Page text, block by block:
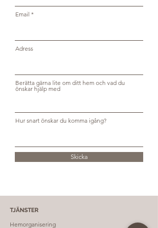
Email
Adress
Berätta gärna lite om ditt hem och vad du
önskar hjälp med
Hur snart önskar du komma igång?
Skicka
TJÄNSTER
Hemorganisering